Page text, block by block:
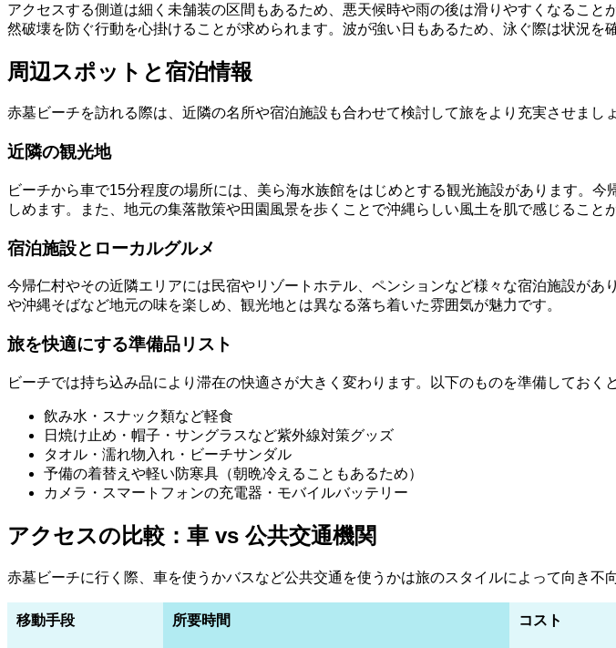
アクセスする側道は細く未舗装の区間もあるため、悪天候時や雨の後は滑りやすくなるこ
然破壊を防ぐ行動を心掛けることが求められます。波が強い日もあるため、泳ぐ際は状況を
周辺スポットと宿泊情報
赤墓ビーチを訪れる際は、近隣の名所や宿泊施設も合わせて検討して旅をより充実させましょ
近隣の観光地
ビーチから車で15分程度の場所には、美ら海水族館をはじめとする観光施設があります。
しめます。また、地元の集落散策や田園風景を歩くことで沖縄らしい風土を肌で感じること
宿泊施設とローカルグルメ
今帰仁村やその近隣エリアには民宿やリゾートホテル、ペンションなど様々な宿泊施設が
や沖縄そばなど地元の味を楽しめ、観光地とは異なる落ち着いた雰囲気が魅力です。
旅を快適にする準備品リスト
ビーチでは持ち込み品により滞在の快適さが大きく変わります。以下のものを準備しておく
飲み水・スナック類など軽食
日焼け止め・帽子・サングラスなど紫外線対策グッズ
タオル・濡れ物入れ・ビーチサンダル
予備の着替えや軽い防寒具（朝晩冷えることもあるため）
カメラ・スマートフォンの充電器・モバイルバッテリー
アクセスの比較：車 vs 公共交通機関
赤墓ビーチに行く際、車を使うかバスなど公共交通を使うかは旅のスタイルによって向き不
移動手段 所要時間 コスト